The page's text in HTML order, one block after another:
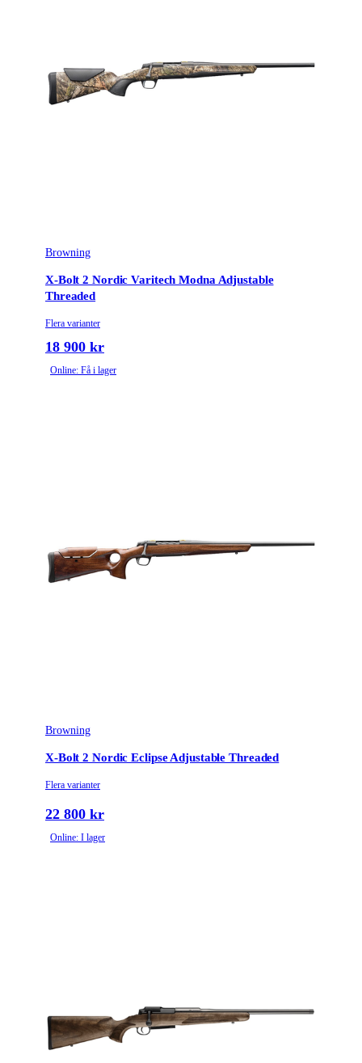
Browning
X-Bolt 2 Nordic Varitech Modna Adjustable
Threaded
Flera varianter
18 900 kr
Online: Få i lager
Browning
X-Bolt 2 Nordic Eclipse Adjustable Threaded
Flera varianter
22 800 kr
Online: I lager